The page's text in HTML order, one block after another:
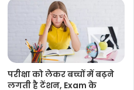
परीक्षा को लेकर बच्चों में बढ़ने
लगती है टेंशन, Exam के